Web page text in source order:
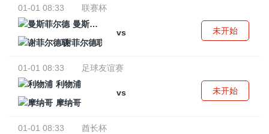
01-01 08:33
联赛杯
曼斯菲尔德
vs
谢菲尔德联
未开始
01-01 08:33
足球友谊赛
利物浦
vs
摩纳哥
未开始
01-01 08:33
酋长杯